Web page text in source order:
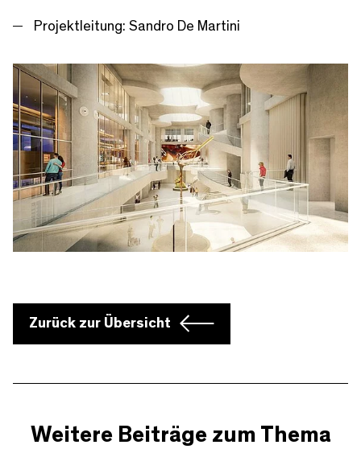
Projektleitung: Sandro De Martini
Zurück zur Übersicht
Weitere Beiträge zum Thema